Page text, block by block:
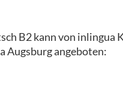
B2 kann von inlingua
Augsburg angeboten: